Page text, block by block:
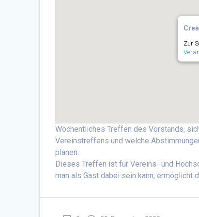
Zur
Wöchentliches Treffen des Vorstands,
Vereinstreffens und welche
planen.
Dieses Treffen ist für Vereins- und
man als Gast dabei sein kann, ermöglicht